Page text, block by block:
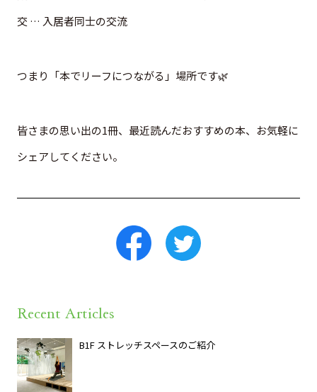
交 … 入居者同士の交流
つまり「本でリーフにつながる」場所です🌿
皆さまの思い出の1冊、最近読んだおすすめの本、お気軽に
シェアしてください。
Recent Articles
B1F ストレッチスペースのご紹介